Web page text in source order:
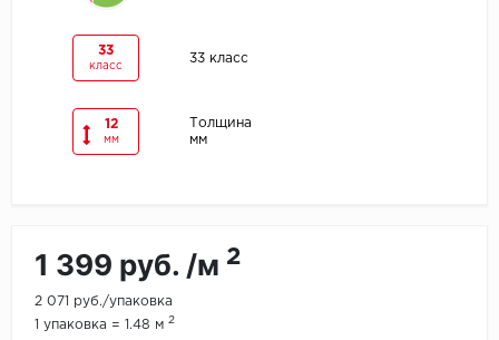
33
класс
33 класс
12
мм
Толщина
мм
1 399 руб. /м 2
2 071 руб./упаковка
1 упаковка = 1.48 м 2